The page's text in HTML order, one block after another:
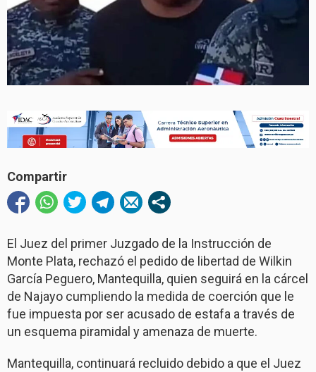
Compartir
El Juez del primer Juzgado de la Instrucción de
Monte Plata, rechazó el pedido de libertad de Wilkin
García Peguero, Mantequilla, quien seguirá en la cárcel
de Najayo cumpliendo la medida de coerción que le
fue impuesta por ser acusado de estafa a través de
un esquema piramidal y amenaza de muerte.
Mantequilla, continuará recluido debido a que el Juez